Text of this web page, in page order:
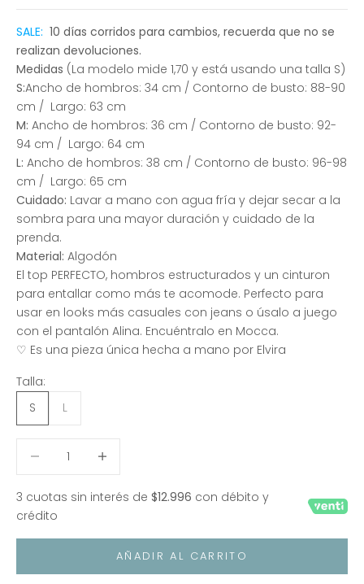
SALE: 10 días corridos para cambios, recuerda que no se
realizan devoluciones.
Medidas (La modelo mide 1,70 y está usando una talla S)
S:Ancho de hombros: 34 cm / Contorno de busto: 88-90
cm / Largo: 63 cm
M: Ancho de hombros: 36 cm / Contorno de busto: 92-
94 cm / Largo: 64 cm
L: Ancho de hombros: 38 cm / Contorno de busto: 96-98
cm / Largo: 65 cm
Cuidado: Lavar a mano con agua fría y dejar secar a la
sombra para una mayor duración y cuidado de la
prenda.
Material: Algodón
El top PERFECTO, hombros estructurados y un cinturon
para entallar como más te acomode. Perfecto para
usar en looks más casuales con jeans o úsalo a juego
con el pantalón Alina. Encuéntralo en Mocca.
♡ Es una pieza única hecha a mano por Elvira
Talla:
S
L
3 cuotas sin interés de $12.996 con débito y
crédito
AÑADIR AL CARRITO